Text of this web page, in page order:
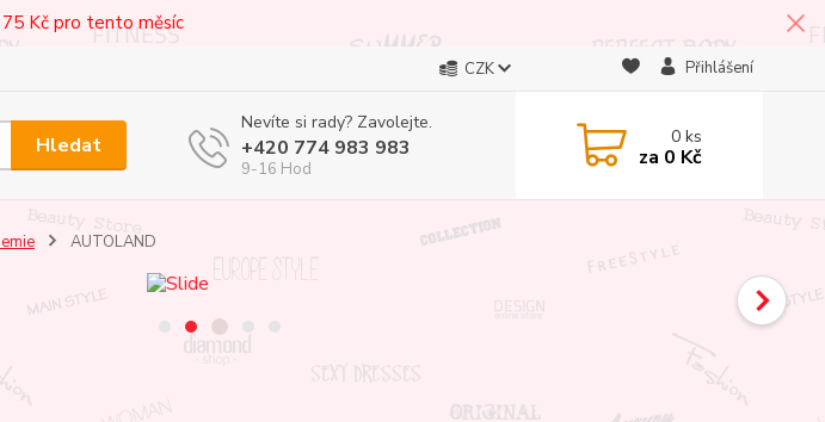
Kč pro tento měsíc
CZK Přihlášení
Hledat
Nevíte si rady? Zavolejte.
+420 774 983 983
9-16 Hod
0ks
za 0 Kč
AUTOLAND